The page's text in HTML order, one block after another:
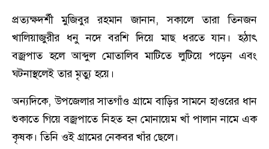
প্রত্যক্ষদর্শী মুজিবুর রহমান জানান, সকালে তারা তিনজন
খালিয়াজুরীর ধনু নদে বরশি দিয়ে মাছ ধরতে যান। হঠাৎ
বজ্রপাত হলে আব্দুল মোতালিব মাটিতে লুটিয়ে পড়েন এবং
ঘটনাস্থলেই তার মৃত্যু হয়ে।
অন্যদিকে, উপজেলার সাতগাঁও গ্রামে বাড়ির সামনে হাওরের ধান
শুকাতে গিয়ে বজ্রপাতে নিহত হন মোনায়েম খাঁ পালান নামে এক
কৃষক। তিনি ওই গ্রামের নেকবর খাঁর ছেলে।